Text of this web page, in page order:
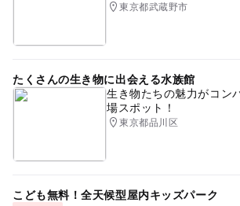
東京都武蔵野市
たくさんの生き物に出会える水族館
生き物たちの魅力がコン
場スポット！
東京都品川区
こども無料！全天候型屋内キッズパーク